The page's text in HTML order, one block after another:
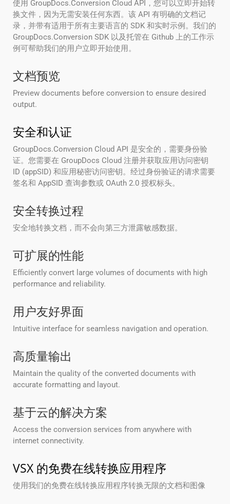
使用 GroupDocs.Conversion Cloud API，您可以立即开始转
换文件，因为无需安装任何东西。该 API 有明确的文档记
录，并带有适用于所有主要语言的 SDK 和实时示例。我们的
GroupDocs.Conversion SDK 以及托管在 Github 上的工作示
例可帮助我们的用户立即开始使用。
文档预览
Preview documents before conversion to ensure desired
output.
安全和认证
GroupDocs.Conversion Cloud API 是安全的，需要身份验
证。您需要在 GroupDocs Cloud 注册并获取应用访问密钥
ID (appSID) 和应用秘密访问密钥。经过身份验证的请求需要
签名和 AppSID 查询参数或 OAuth 2.0 授权标头。
安全转换过程
安全地转换文档，而不会向第三方泄露敏感数据。
可扩展的性能
Efficiently convert large volumes of documents with high
performance and reliability.
用户友好界面
Intuitive interface for seamless navigation and operation.
高质量输出
Maintain the quality of the converted documents with
accurate formatting and layout.
基于云的解决方案
Access the conversion services from anywhere with
internet connectivity.
VSX 的免费在线转换应用程序
使用我们的免费在线转换应用程序转换无限的文档和图像